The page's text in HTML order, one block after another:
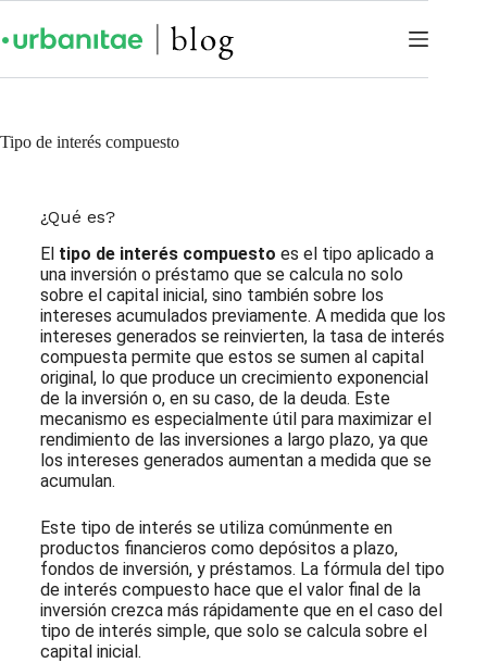
Tipo de interés compuesto
¿Qué es?
El tipo de interés compuesto es el tipo aplicado a
una inversión o préstamo que se calcula no solo
sobre el capital inicial, sino también sobre los
intereses acumulados previamente. A medida que los
intereses generados se reinvierten, la tasa de interés
compuesta permite que estos se sumen al capital
original, lo que produce un crecimiento exponencial
de la inversión o, en su caso, de la deuda. Este
mecanismo es especialmente útil para maximizar el
rendimiento de las inversiones a largo plazo, ya que
los intereses generados aumentan a medida que se
acumulan.
Este tipo de interés se utiliza comúnmente en
productos financieros como depósitos a plazo,
fondos de inversión, y préstamos. La fórmula del tipo
de interés compuesto hace que el valor final de la
inversión crezca más rápidamente que en el caso del
tipo de interés simple, que solo se calcula sobre el
capital inicial.